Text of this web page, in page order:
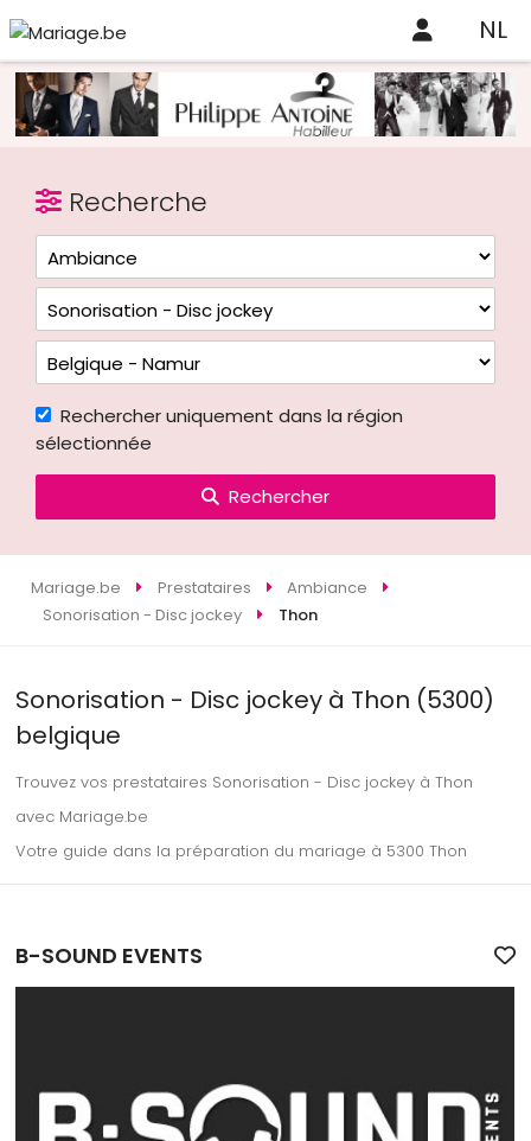
NL
Recherche
Rechercher uniquement dans la région
sélectionnée
Rechercher
Mariage.be Prestataires
Ambiance
Sonorisation - Disc jockey
Thon
Sonorisation - Disc jockey à Thon (5300)
belgique
Trouvez vos prestataires Sonorisation - Disc jockey à Thon
avec Mariage.be
Votre guide dans la préparation du mariage à 5300 Thon
B-SOUND EVENTS